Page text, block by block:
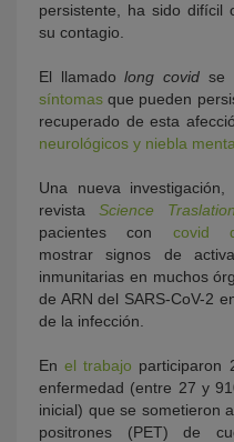
persistente, ha sido difícil
su contagio.
El llamadolong covid se
síntomas que pueden
recuperado de esta
neurológicos y niebla
Una nueva
revista Science
pacientes con covid
mostrar signos de
inmunitarias en muchos
de ARN del SARS-CoV-2
de la infección.
Enel trabajo participaron
enfermedad (entre 27 y
inicial) que se sometieron
positrones (PET) de